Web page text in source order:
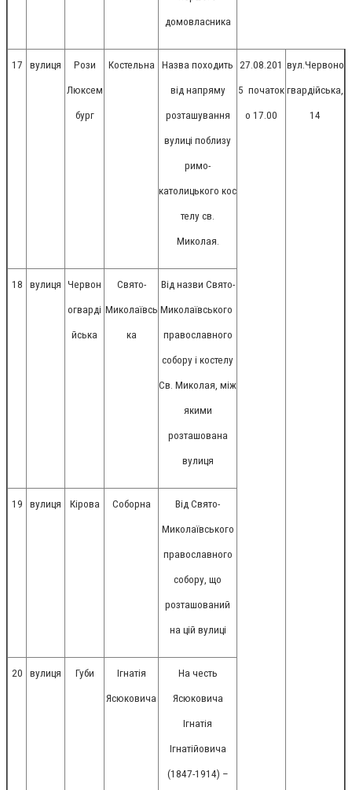
домовласника
17 вулиця Рози
Люксем
бург
Костельна Назва походить
від напряму
розташування
вулиці поблизу
римо-
католицького кос
телу св.
Миколая.
27.08.201
5 початок
о 17.00
вул.Червоно
гвардійська,
14
18 вулиця Червон
огварді
йська
Свято-
Миколаївсь
ка
Від назви Свято-
Миколаївського
православного
собору і костелу
Св. Миколая, між
якими
розташована
вулиця
19 вулиця Кірова Соборна Від Свято-
Миколаївського
православного
собору, що
розташований
на цій вулиці
20 вулиця Губи Ігнатія
Ясюковича
На честь
Ясюковича
Ігнатія
Ігнатійовича
(1847-1914) –